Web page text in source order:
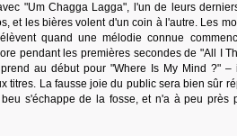
"Um Chagga Lagga", l'un de leurs
et les bières volent d'un coin à l'autre. Les
quand une mélodie connue
pendant les premières secondes de "All I
au début pour "Where Is My Mind ?" –
titres. La fausse joie du public sera bien sûr
s'échappe de la fosse, et n'a à peu près